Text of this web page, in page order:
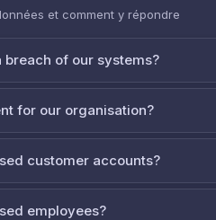
et comment y répondre
breach of our systems?
for our organisation?
customer accounts?
employees?